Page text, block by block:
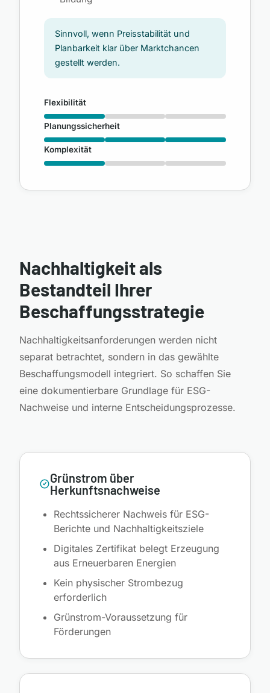
Sinnvoll, wenn Preisstabilität und
Planbarkeit klar über Marktchancen
gestellt werden.
Flexibilität
Planungssicherheit
Komplexität
Nachhaltigkeit als
Bestandteil Ihrer
Beschaffungsstrategie
Nachhaltigkeitsanforderungen werden nicht
separat betrachtet, sondern in das gewählte
Beschaffungsmodell integriert. So schaffen Sie
eine dokumentierbare Grundlage für ESG-
Nachweise und interne Entscheidungsprozesse.
Grünstrom über
Herkunftsnachweise
Rechtssicherer Nachweis für ESG-
Berichte und Nachhaltigkeitsziele
Digitales Zertifikat belegt Erzeugung
aus Erneuerbaren Energien
Kein physischer Strombezug
erforderlich
Grünstrom-Voraussetzung für
Förderungen